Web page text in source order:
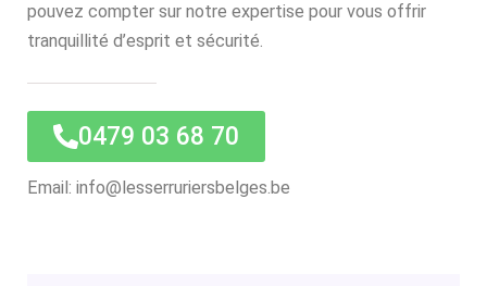
pouvez compter sur notre expertise pour vous offrir
tranquillité d’esprit et sécurité.
0479 03 68 70
Email: info@lesserruriersbelges.be